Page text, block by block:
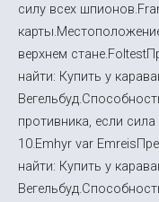
силу всех
верхнем
найти: Купить у
противника, если
10.Emhyr var
найти: Купить у